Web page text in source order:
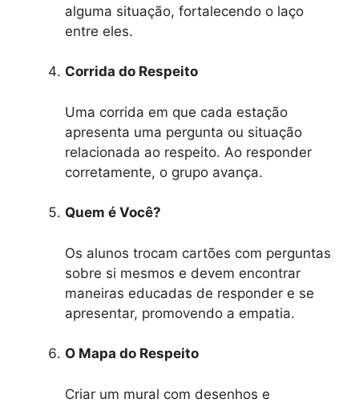
alguma situação, fortalecendo o laço
entre eles.
Corrida do Respeito
Uma corrida em que cada estação
apresenta uma pergunta ou situação
relacionada ao respeito. Ao responder
corretamente, o grupo avança.
Quem é Você?
Os alunos trocam cartões com perguntas
sobre si mesmos e devem encontrar
maneiras educadas de responder e se
apresentar, promovendo a empatia.
O Mapa do Respeito
Criar um mural com desenhos e